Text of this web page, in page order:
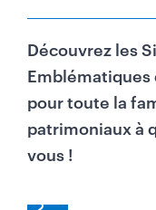
Découvrez les
Emblématiques
pour toute la
patrimoniaux à
vous !